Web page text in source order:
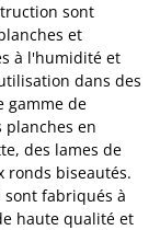
sont
et
à l'humidité et
dans des
gamme de
en
des lames de
ronds biseautés.
fabriqués à
haute qualité et